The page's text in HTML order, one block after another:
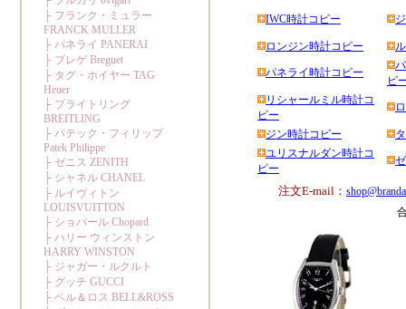
IWC時計コピー
ロンジン時計コピー
パネライ時計コピー
ピ
リシャールミル時計コ
ピー
ジン時計コピー
ユリスナルダン時計コ
ピー
注文E-mail：